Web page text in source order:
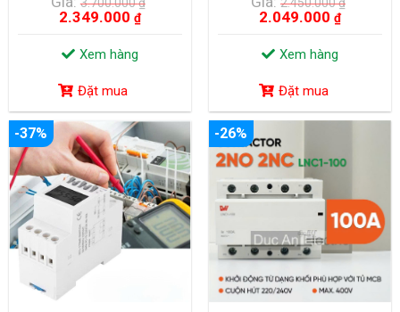
250/4P
2.349.000 ₫
Xem hàng
Đặt mua
160GA/4P
2.049.000₫
Xem hàng
Đặt mua
-37% -26%